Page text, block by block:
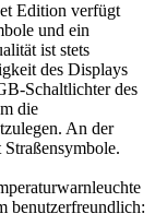
Edition verfügt
und ein
ist stets
des Displays
Schaltlichter des
die
An der
benutzerfreundlich: